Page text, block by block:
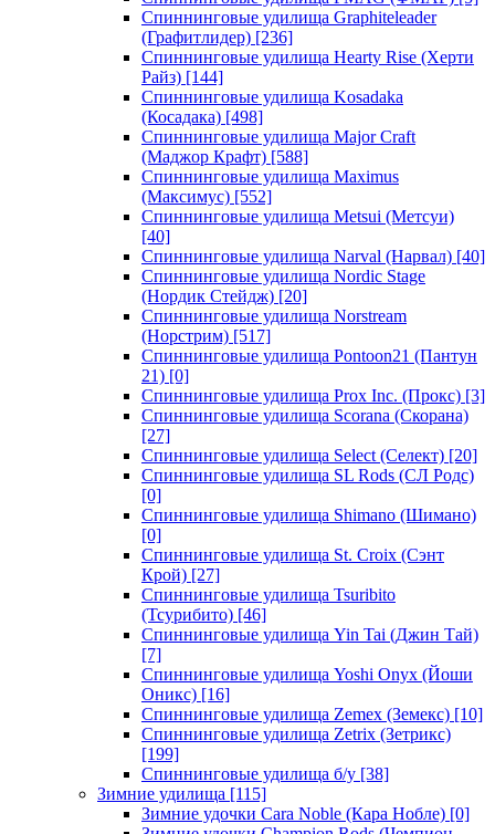
Спиннинговые удилища Graphiteleader
(Графитлидер) [236]
Спиннинговые удилища Hearty Rise (Херти
Райз) [144]
Спиннинговые удилища Kosadaka
(Косадака) [498]
Спиннинговые удилища Major Craft
(Маджор Крафт) [588]
Спиннинговые удилища Maximus
(Максимус) [552]
Спиннинговые удилища Metsui (Метсуи)
[40]
Спиннинговые удилища Narval (Нарвал) [40]
Спиннинговые удилища Nordic Stage
(Нордик Стейдж) [20]
Спиннинговые удилища Norstream
(Норстрим) [517]
Спиннинговые удилища Pontoon21 (Пантун
21) [0]
Спиннинговые удилища Prox Inc. (Прокс) [3]
Спиннинговые удилища Scorana (Скорана)
[27]
Спиннинговые удилища Select (Селект) [20]
Спиннинговые удилища SL Rods (СЛ Родс)
[0]
Спиннинговые удилища Shimano (Шимано)
[0]
Спиннинговые удилища St. Croix (Сэнт
Крой) [27]
Спиннинговые удилища Tsuribito
(Тсурибито) [46]
Спиннинговые удилища Yin Tai (Джин Тай)
[7]
Спиннинговые удилища Yoshi Onyx (Йоши
Оникс) [16]
Спиннинговые удилища Zemex (Земекс) [10]
Спиннинговые удилища Zetrix (Зетрикс)
[199]
Спиннинговые удилища б/у [38]
Зимние удилища [115]
Зимние удочки Cara Noble (Кара Нобле) [0]